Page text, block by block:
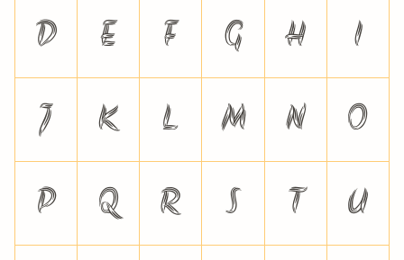
D
E F G H
I
J
K L M N
O
P
Q R S T
U